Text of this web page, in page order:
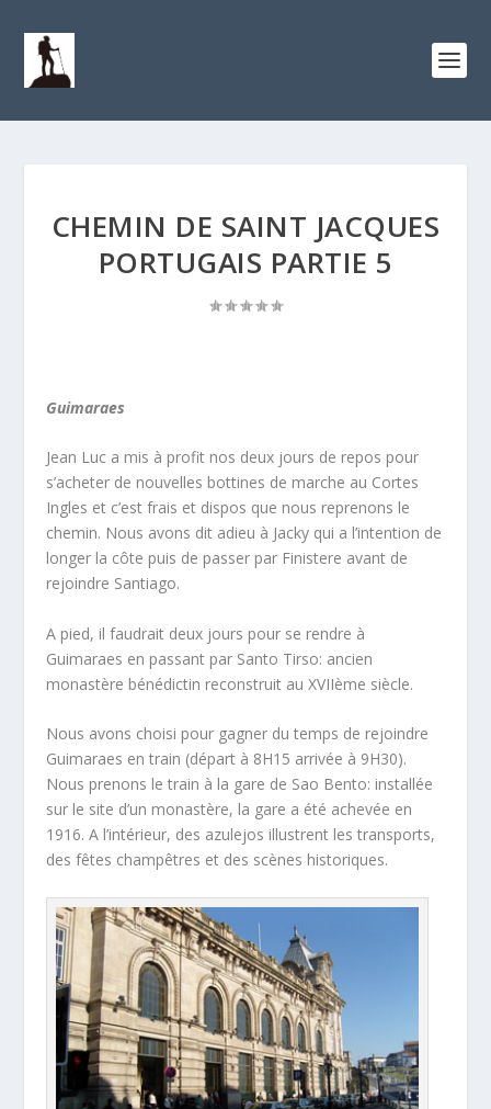
CHEMIN DE SAINT JACQUES
PORTUGAIS PARTIE 5
Guimaraes
Jean Luc a mis à profit nos deux jours de repos pour
s’acheter de nouvelles bottines de marche au Cortes
Ingles et c’est frais et dispos que nous reprenons le
chemin. Nous avons dit adieu à Jacky qui a l’intention de
longer la côte puis de passer par Finistere avant de
rejoindre Santiago.
A pied, il faudrait deux jours pour se rendre à
Guimaraes en passant par Santo Tirso: ancien
monastère bénédictin reconstruit au XVIIème siècle.
Nous avons choisi pour gagner du temps de rejoindre
Guimaraes en train (départ à 8H15 arrivée à 9H30).
Nous prenons le train à la gare de Sao Bento: installée
sur le site d’un monastère, la gare a été achevée en
1916. A l’intérieur, des azulejos illustrent les transports,
des fêtes champêtres et des scènes historiques.